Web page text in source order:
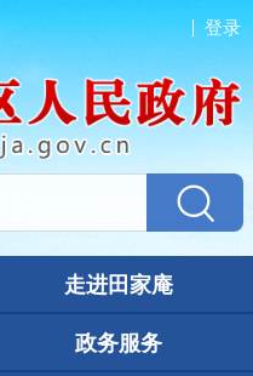
登录
走进田家庵
政务服务